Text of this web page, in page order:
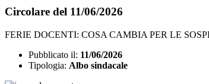
Circolare del 11/06/2026
FERIE DOCENTI: COSA CAMBIA PER LE
Pubblicato il: 11/06/2026
Tipologia: Albo sindacale